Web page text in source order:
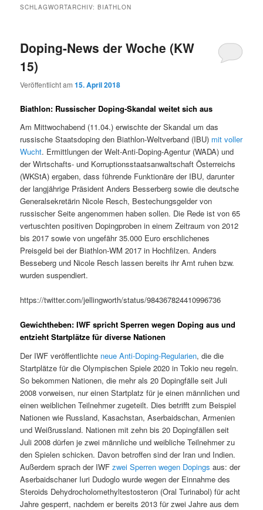
SCHLAGWORTARCHIV:BIATHLON
Doping-News der Woche (KW
15)
Veröffentlicht am15. April 2018
Biathlon: Russischer Doping-Skandal weitet sich aus
Am Mittwochabend (11.04.) erwischte der Skandal um das
russische Staatsdoping den Biathlon-Weltverband (IBU) mit voller
Wucht. Ermittlungen der Welt-Anti-Doping-Agentur (WADA) und
der Wirtschafts- und Korruptionsstaatsanwaltschaft Österreichs
(WKStA) ergaben, dass führende Funktionäre der IBU, darunter
der langjährige Präsident Anders Besserberg sowie die deutsche
Generalsekretärin Nicole Resch, Bestechungsgelder von
russischer Seite angenommen haben sollen. Die Rede ist von 65
vertuschten positiven Dopingproben in einem Zeitraum von 2012
bis 2017 sowie von ungefähr 35.000 Euro erschlichenes
Preisgeld bei der Biathlon-WM 2017 in Hochfilzen. Anders
Besseberg und Nicole Resch lassen bereits ihr Amt ruhen bzw.
wurden suspendiert.
https://twitter.com/jellingworth/status/984367824410996736
Gewichtheben: IWF spricht Sperren wegen Doping aus und
entzieht Startplätze für diverse Nationen
Der IWF veröffentlichte neue Anti-Doping-Regularien, die die
Startplätze für die Olympischen Spiele 2020 in Tokio neu regeln.
So bekommen Nationen, die mehr als 20 Dopingfälle seit Juli
2008 vorweisen, nur einen Startplatz für je einen männlichen und
einen weiblichen Teilnehmer zugeteilt. Dies betrifft zum Beispiel
Nationen wie Russland, Kasachstan, Aserbaidschan, Armenien
und Weißrussland. Nationen mit zehn bis 20 Dopingfällen seit
Juli 2008 dürfen je zwei männliche und weibliche Teilnehmer zu
den Spielen schicken. Davon betroffen sind der Iran und Indien.
Außerdem sprach der IWFzwei Sperren wegen Dopings aus: der
Aserbaidschaner Iuri Dudoglo wurde wegen der Einnahme des
Steroids Dehydrocholomethyltestosteron (Oral Turinabol) für acht
Jahre gesperrt, nachdem er bereits 2013 für zwei Jahre aus dem